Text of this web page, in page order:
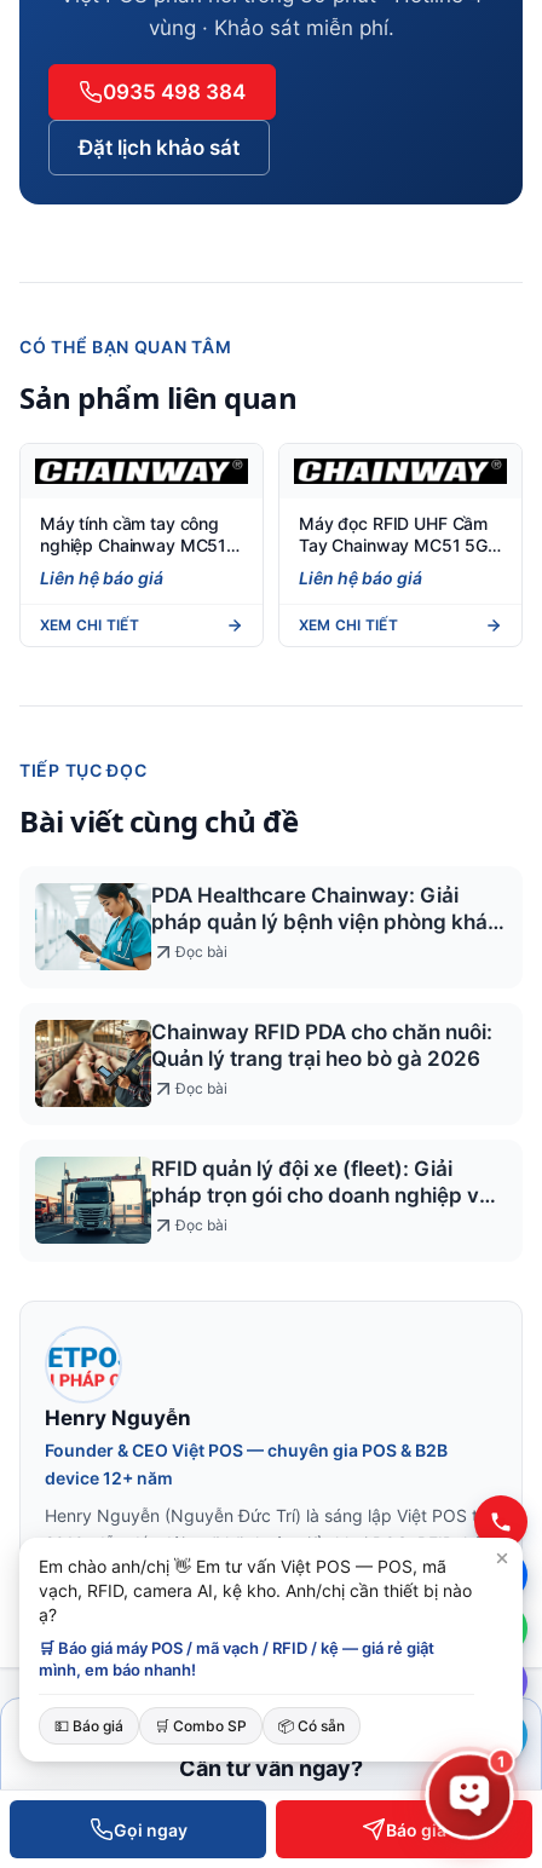
Gọi ngay Báo giá
vùng · Khảo sát miễn phí.
0935 498 384
Đặt lịch khảo sát
CÓ THỂ BẠN QUAN TÂM
Sản phẩm liên quan
Máy tính cầm tay công
nghiệp Chainway MC51
5G (Android 14) - Việt
POS
Liên hệ báo giá
XEM CHI TIẾT
Máy đọc RFID UHF Cầm
Tay Chainway MC51 5G
(Android 14) - 1300+
Tags/s, 30m+
Liên hệ báo giá
XEM CHI TIẾT
TIẾP TỤC ĐỌC
Bài viết cùng chủ đề
PDA Healthcare Chainway: Giải
pháp quản lý bệnh viện phòng khám
2026
Đọc bài
Chainway RFID PDA cho chăn nuôi:
Quản lý trang trại heo bò gà 2026
Đọc bài
RFID quản lý đội xe (fleet): Giải
pháp trọn gói cho doanh nghiệp vận
tảiĐọc bài
Henry Nguyễn
Founder & CEO Việt POS — chuyên gia POS & B2B
device 12+ năm
Henry Nguyễn (Nguyễn Đức Trí) là sáng lập Việt POS từ
2010, dẫn dắt đội ngũ kỹ thuật triển khai POS, RFID, kệ
siêu thị, kiểm soát ra vào cho hàng nghìn doanh nghiệp
Việt. Chuyên mô…
Cần tư vấn ngay?
Đội ngũ Việt POS phản hồi trong 30 phút giờ hành chính.
0935 498 384
1
Em chào anh/chị 👋 Em tư vấn Việt POS — POS, mã
vạch, RFID, camera AI, kệ kho. Anh/chị cần thiết bị nào
ạ?
🛒 Báo giá máy POS / mã vạch / RFID / kệ — giá rẻ giật
mình, em báo nhanh!
💵 Báo giá 🛒 Combo SP 📦 Có sẵn